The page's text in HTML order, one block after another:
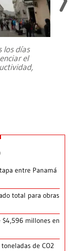
los días
el
entre Panamá
total para obras
$4,596 millones en
de CO2